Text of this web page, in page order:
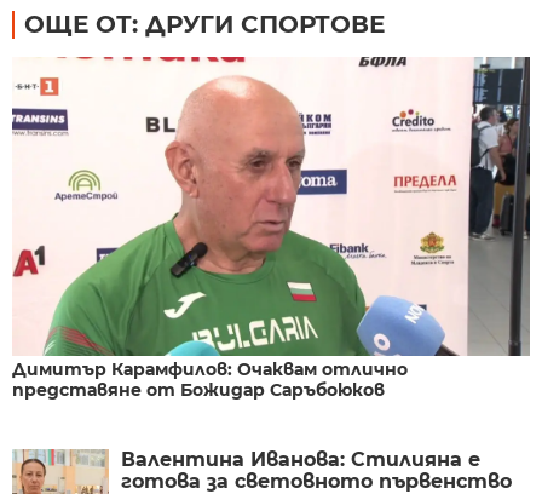
ОЩЕ ОТ: ДРУГИ СПОРТОВЕ
Димитър Карамфилов: Очаквам отлично
представяне от Божидар Саръбоюков
Валентина Иванова: Стилияна е
готова за световното първенство